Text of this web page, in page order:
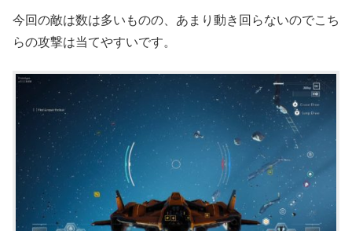
今回の敵は数は多いものの、あまり動き回らないのでこち
らの攻撃は当てやすいです。